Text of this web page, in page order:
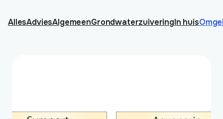
AllesAdviesAlgemeenGrondwaterzuiveringIn huis